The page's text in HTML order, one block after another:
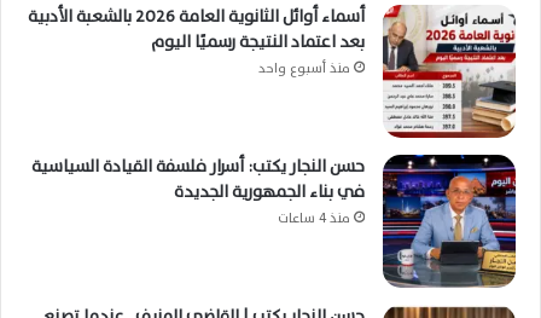
أسماء أوائل الثانوية العامة 2026 بالشعبة الأدبية
بعد اعتماد النتيجة رسميًا اليوم
منذ أسبوع واحد
حسن النجار يكتب: أسرار فلسفة القيادة السياسية
في بناء الجمهورية الجديدة
منذ 4 ساعات